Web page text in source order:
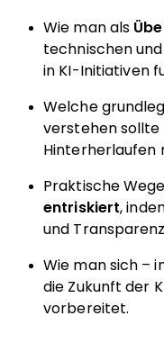
Wie man als
technischen
in KI-Initiativen
Welche
verstehen sollte
Hinterherlaufen
Praktische
entriskiert,
und
Wie man sich –
die Zukunft der
vorbereitet.